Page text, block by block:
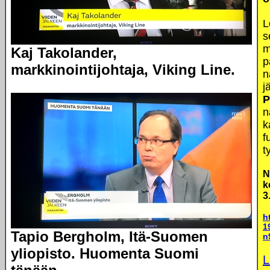
Kaj Takolander,
markkinointijohtaja, Viking Line.
Tapio Bergholm, Itä-Suomen
yliopisto. Huomenta Suomi